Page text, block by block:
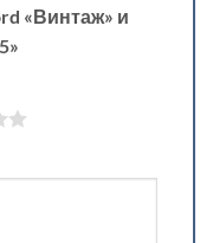
«Винтаж» и